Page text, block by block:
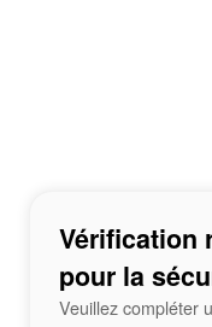
Vérification
pour la
Veuillez compléter